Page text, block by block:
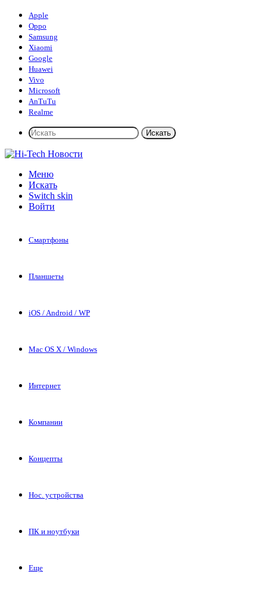
Apple
Oppo
Samsung
Xiaomi
Google
Huawei
Vivo
Microsoft
AnTuTu
Realme
Искать
Меню
Искать
Switch skin
Войти
Смартфоны
Планшеты
iOS / Android / WP
Mac OS X / Windows
Интернет
Компании
Концепты
Нос. устройства
ПК и ноутбуки
Еще